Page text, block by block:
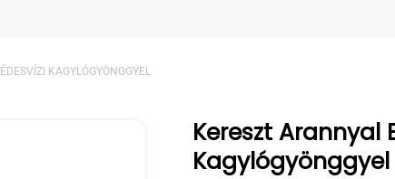
KAGYLÓGYÖNGGYEL
Kereszt Arannyal
Kagylógyönggyel